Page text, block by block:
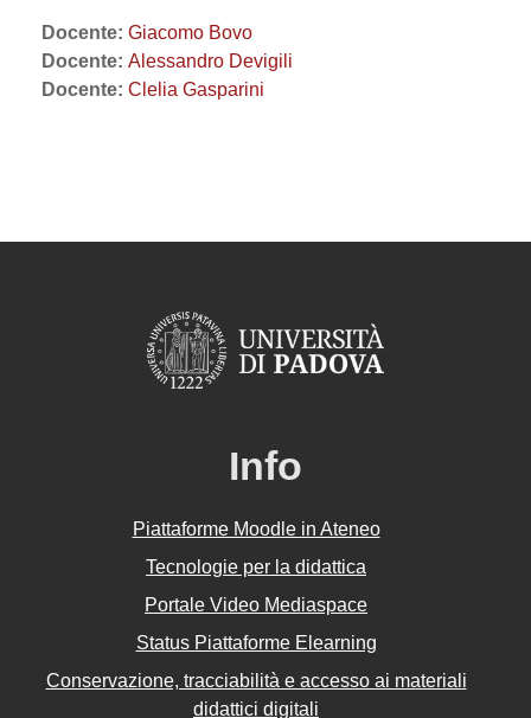
Docente: Giacomo Bovo
Docente: Alessandro Devigili
Docente: Clelia Gasparini
Info
Piattaforme Moodle in Ateneo
Tecnologie per la didattica
Portale Video Mediaspace
Status Piattaforme Elearning
Conservazione, tracciabilità e accesso ai materiali
didattici digitali